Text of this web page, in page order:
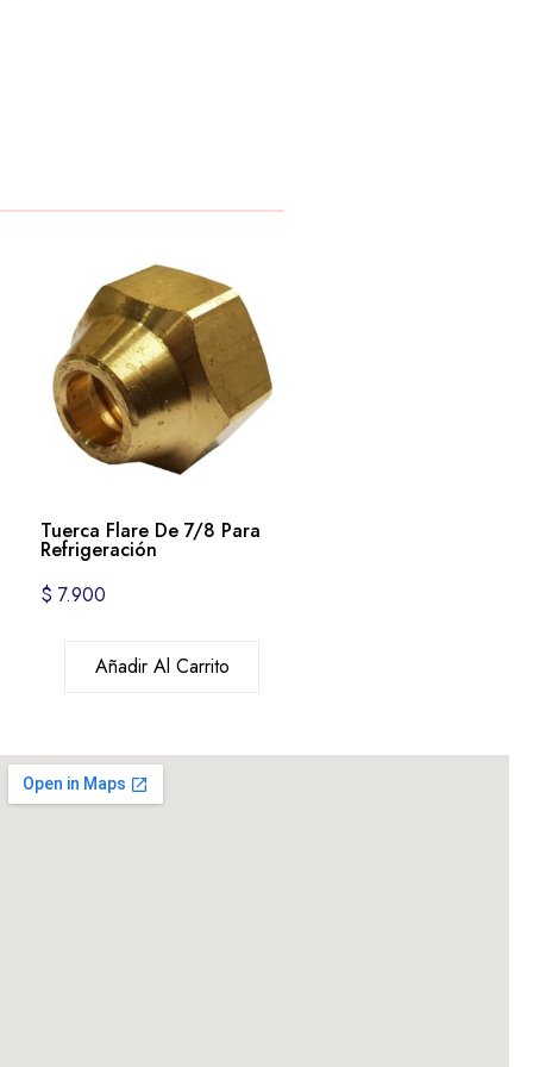
Tuerca Flare De 7/8 Para
Refrigeración
$ 7.900
Añadir Al Carrito